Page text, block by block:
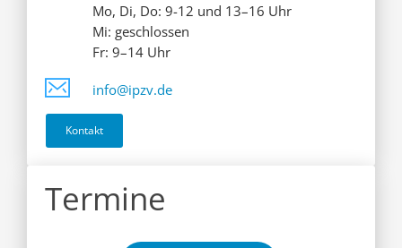
Mo, Di, Do: 9-12 und 13–16 Uhr
Mi: geschlossen
Fr: 9–14 Uhr
info@ipzv.de
Kontakt
Termine